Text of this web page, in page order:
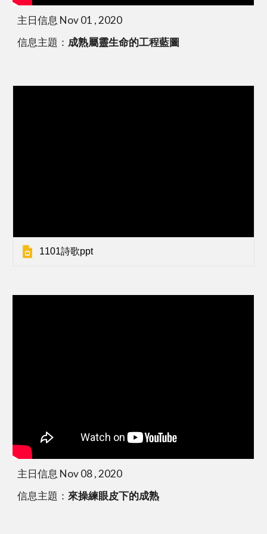
主日信息 Nov 01 , 2020
信息主題： 成熟屬靈生命的工程藍圖
1101詩歌ppt
主日信息 Nov 08 , 2020
信息主題： 來操練眼皮下的成熟